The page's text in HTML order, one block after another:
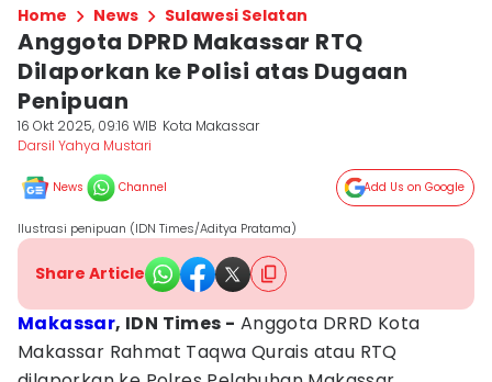
Home News Sulawesi Selatan
Anggota DPRD Makassar RTQ
Dilaporkan ke Polisi atas Dugaan
Penipuan
16 Okt 2025, 09:16 WIB Kota Makassar
Darsil Yahya Mustari
News Channel Add Us on Google
Ilustrasi penipuan (IDN Times/Aditya Pratama)
Share Article
Makassar, IDN Times - Anggota DRRD Kota
Makassar Rahmat Taqwa Qurais atau RTQ